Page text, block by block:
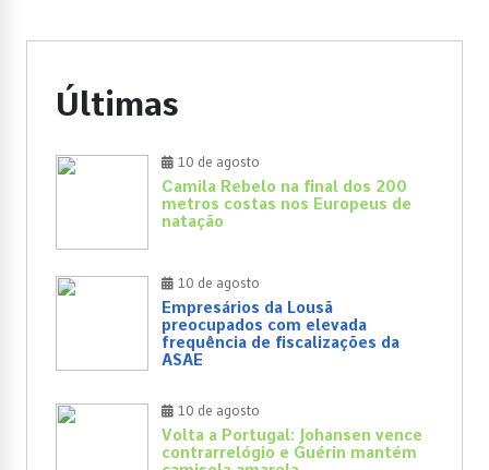
Últimas
10 de agosto
Camila Rebelo na final dos 200
metros costas nos Europeus de
natação
10 de agosto
Empresários da Lousã
preocupados com elevada
frequência de fiscalizações da
ASAE
10 de agosto
Volta a Portugal: Johansen vence
contrarrelógio e Guérin mantém